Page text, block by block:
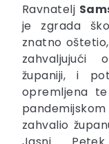
Ravnatelj
je zgrada
znatno
zahvaljujući
županiji, i
opremljena
zahvalio